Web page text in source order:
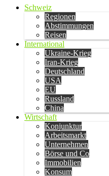
Schweiz
Regionen
Abstimmungen
Reisen
International
Ukraine-Krieg
Iran-Krieg
Deutschland
USA
EU
Russland
China
Wirtschaft
Konjunktur
Arbeitsmarkt
Unternehmen
Börse und Co
Immobilien
Konsum